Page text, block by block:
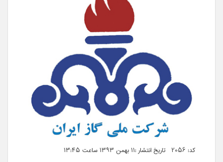
کد: 2056 تاریخ انتشار :۱۱ بهمن ۱۳۹۳ ساعت ۱۳:۴۵